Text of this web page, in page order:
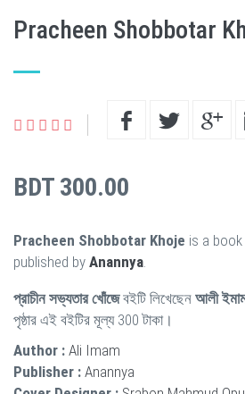
Pracheen Shobbotar
BDT 300.00
Pracheen Shobbotar Khoje is a
published by Anannya
প্রাচীন সভ্যতার খোঁজেবইটি লিখেছেন আলী
পৃষ্ঠার এই বইটির মূল্য 300 টাকা।
Author : Ali Imam
Publisher : Anannya